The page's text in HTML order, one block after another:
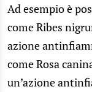
Ad esempio è
come Ribes
azione
come Rosa
un’azione